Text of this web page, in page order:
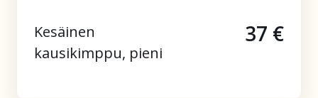
Kesäinen
kausikimppu, pieni
37 €